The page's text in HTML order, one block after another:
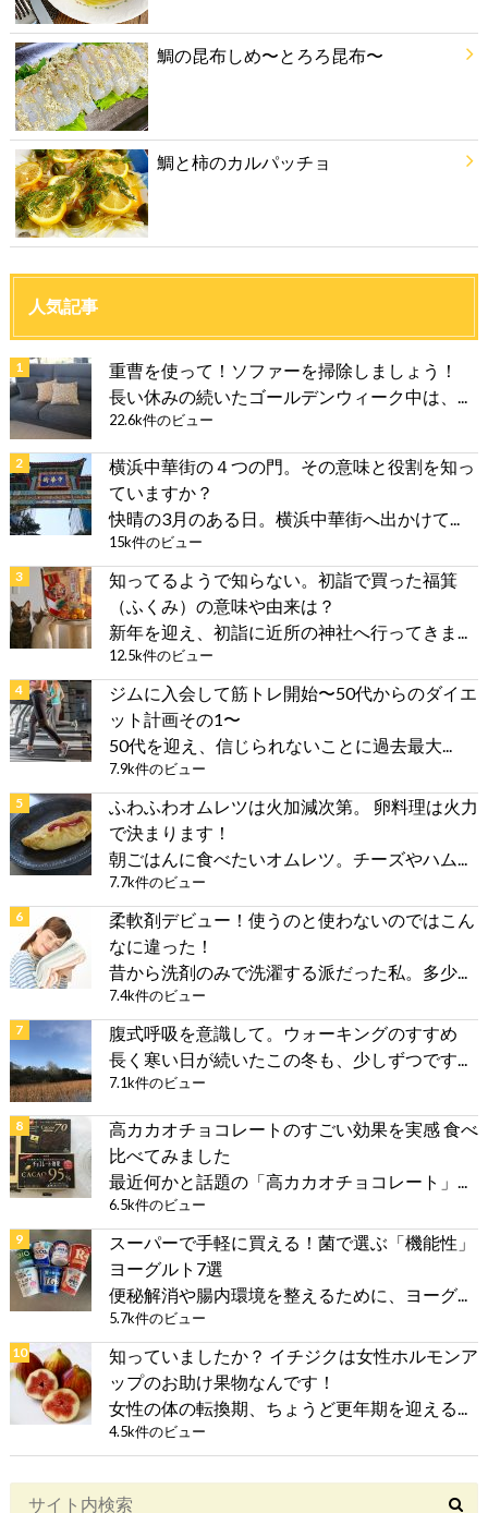
鯛の昆布しめ〜とろろ昆布〜
鯛と柿のカルパッチョ
人気記事
重曹を使って！ソファーを掃除しましょう！
長い休みの続いたゴールデンウィーク中は、...
22.6k件のビュー
横浜中華街の４つの門。その意味と役割を知っ
ていますか？
快晴の3月のある日。横浜中華街へ出かけて...
15k件のビュー
知ってるようで知らない。初詣で買った福箕
（ふくみ）の意味や由来は？
新年を迎え、初詣に近所の神社へ行ってきま...
12.5k件のビュー
ジムに入会して筋トレ開始〜50代からのダイエ
ット計画その1〜
50代を迎え、信じられないことに過去最大...
7.9k件のビュー
ふわふわオムレツは火加減次第。 卵料理は火力
で決まります！
朝ごはんに食べたいオムレツ。チーズやハム...
7.7k件のビュー
柔軟剤デビュー！使うのと使わないのではこん
なに違った！
昔から洗剤のみで洗濯する派だった私。多少...
7.4k件のビュー
腹式呼吸を意識して。ウォーキングのすすめ
長く寒い日が続いたこの冬も、少しずつです...
7.1k件のビュー
高カカオチョコレートのすごい効果を実感 食べ
比べてみました
最近何かと話題の「高カカオチョコレート」...
6.5k件のビュー
スーパーで手軽に買える！菌で選ぶ「機能性」
ヨーグルト7選
便秘解消や腸内環境を整えるために、ヨーグ...
5.7k件のビュー
知っていましたか？ イチジクは女性ホルモンア
ップのお助け果物なんです！
女性の体の転換期、ちょうど更年期を迎える...
4.5k件のビュー